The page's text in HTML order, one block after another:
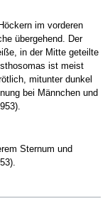
im vorderen
übergehend. Der
in der Mitte geteilte
ist meist
mitunter dunkel
bei Männchen und
.
Sternum und
.